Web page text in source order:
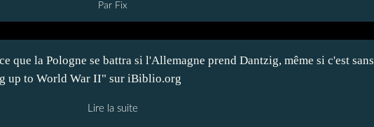
Par Fix
que la Pologne se battra si l'Allemagne prend Dantzig, même si c'est sans
up to World War II" sur iBiblio.org
Lire la suite